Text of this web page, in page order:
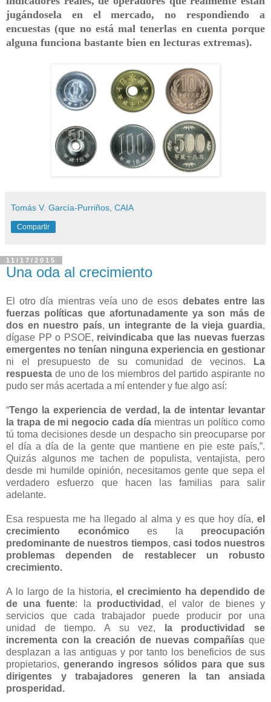
jugándosela en el mercado, no respondiendo a
encuestas (que no está mal tenerlas en cuenta porque
alguna funciona bastante bien en lecturas extremas).
Tomás V. García-Purriños, CAIA
Compartir
11/17/2015
Una oda al crecimiento
El otro día mientras veía uno de esos debates entre las
fuerzas políticas que afortunadamente ya son más de
dos en nuestro país, un integrante de la vieja guardia,
dígase PP o PSOE, reivindicaba que las nuevas fuerzas
emergentes no tenían ninguna experiencia en gestionar
ni el presupuesto de su comunidad de vecinos.
La
respuesta de uno de los miembros del partido aspirante no
pudo ser más acertada a mí entender y fue algo así:
“Tengo la experiencia de verdad, la de intentar levantar
la trapa de mi negocio cada díamientras un político como
tú toma decisiones desde un despacho sin preocuparse por
el día a día de la gente que mantiene en pie este país,”.
Quizás algunos me tachen de populista, ventajista, pero
desde mi humilde opinión, necesitamos gente que sepa el
verdadero esfuerzo que hacen las familias para salir
adelante.
Esa respuesta me ha llegado al alma y es que hoy día, el
crecimiento económico es la preocupación
predominante de nuestros tiempos, casi todos nuestros
problemas dependen de restablecer un robusto
crecimiento.
A lo largo de la historia, el crecimiento ha dependido de
de una fuente: la productividad , el valor de bienes y
servicios que cada trabajador puede producir por una
unidad de tiempo. A su vez,
la productividad se
incrementa con la creación de nuevas compañías que
desplazan a las antiguas y por tanto los beneficios de sus
propietarios,generando ingresos sólidos para que sus
dirigentes y trabajadores generen la tan ansiada
prosperidad.